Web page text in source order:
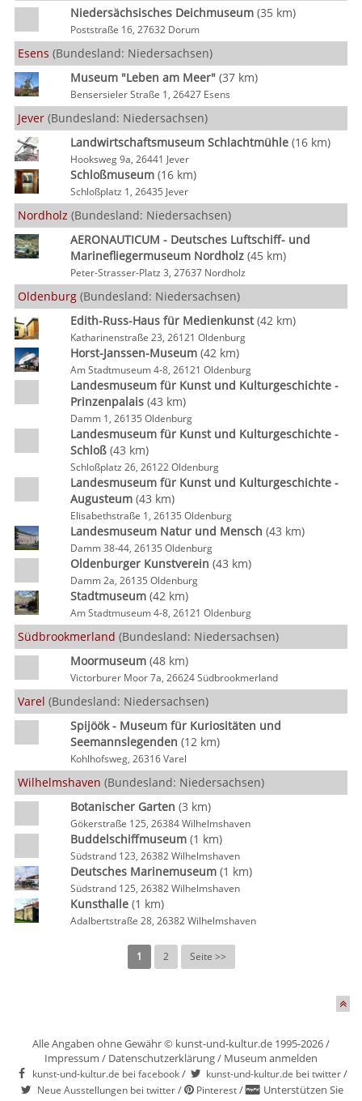
Niedersächsisches Deichmuseum(35 km)
Poststraße 16, 27632 Dorum
Esens (Bundesland: Niedersachsen)
Museum "Leben am Meer"(37 km)
Bensersieler Straße 1, 26427 Esens
Jever (Bundesland: Niedersachsen)
Landwirtschaftsmuseum Schlachtmühle(16 km)
Hooksweg 9a, 26441 Jever
Schloßmuseum(16 km)
Schloßplatz 1, 26435 Jever
Nordholz (Bundesland: Niedersachsen)
AERONAUTICUM - Deutsches Luftschiff- und
Marinefliegermuseum Nordholz(45 km)
Peter-Strasser-Platz 3, 27637 Nordholz
Oldenburg (Bundesland: Niedersachsen)
Edith-Russ-Haus für Medienkunst(42 km)
Katharinenstraße 23, 26121 Oldenburg
Horst-Janssen-Museum(42 km)
Am Stadtmuseum 4-8, 26121 Oldenburg
Landesmuseum für Kunst und Kulturgeschichte -
Prinzenpalais(43 km)
Damm 1, 26135 Oldenburg
Landesmuseum für Kunst und Kulturgeschichte -
Schloß(43 km)
Schloßplatz 26, 26122 Oldenburg
Landesmuseum für Kunst und Kulturgeschichte -
Augusteum(43 km)
Elisabethstraße 1, 26135 Oldenburg
Landesmuseum Natur und Mensch (43 km)
Damm 38-44, 26135 Oldenburg
Oldenburger Kunstverein (43 km)
Damm 2a, 26135 Oldenburg
Stadtmuseum(42 km)
Am Stadtmuseum 4-8, 26121 Oldenburg
Südbrookmerland (Bundesland: Niedersachsen)
Moormuseum(48 km)
Victorburer Moor 7a, 26624 Südbrookmerland
Varel (Bundesland: Niedersachsen)
Spijöök - Museum für Kuriositäten und
Seemannslegenden (12 km)
Kohlhofsweg, 26316 Varel
Wilhelmshaven (Bundesland: Niedersachsen)
Botanischer Garten (3 km)
Gökerstraße 125, 26384 Wilhelmshaven
Buddelschiffmuseum(1 km)
Südstrand 123, 26382 Wilhelmshaven
Deutsches Marinemuseum(1 km)
Südstrand 125, 26382 Wilhelmshaven
Kunsthalle(1 km)
Adalbertstraße 28, 26382 Wilhelmshaven
1 2 Seite >>
Alle Angaben ohne Gewähr © kunst-und-kultur.de 1995-2026 /
Impressum / Datenschutzerklärung/ Museum anmelden
kunst-und-kultur.de bei facebook/ kunst-und-kultur.de bei twitter/
Neue Ausstellungen bei twitter/ Pinterest/
Unterstützen Sie